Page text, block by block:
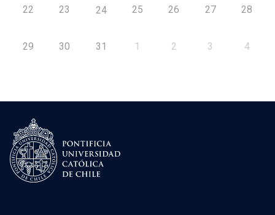
22 23 24 25 26 27 28
29 30 31 1 2 3 4